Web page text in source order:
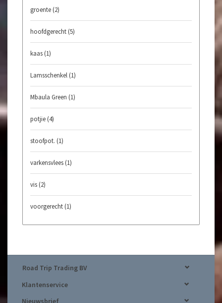
groente (2)
hoofdgerecht (5)
kaas (1)
Lamsschenkel (1)
Mbaula Green (1)
potjie (4)
stoofpot. (1)
varkensvlees (1)
vis (2)
voorgerecht (1)
Road Trip Trading BV
Klantenservice
Nieuwsbrief